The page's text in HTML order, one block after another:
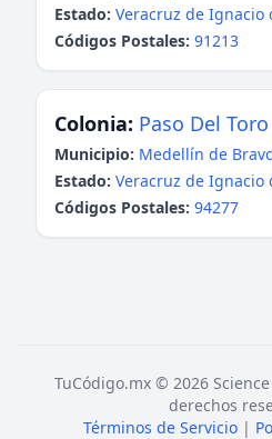
Estado: Veracruz de Ignacio
Códigos Postales: 91213
Colonia: Paso Del
Municipio: Medellín de
Estado: Veracruz de Ignacio
Códigos Postales: 94277
TuCódigo.mx © 2026
derechos
Términos de Servicio |